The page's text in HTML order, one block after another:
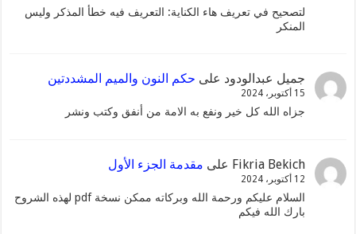
لتصحيح في تعريف هاء الكناية: التعريف فيه خطأ المذكر وليس
المنكر
جميل عبدالودودعلى حكم النون والميم المشددتين
15 أكتوبر، 2024
جزاه الله كل خير ونفع به الامة من أنفق وكتب ونشر
Fikria Bekichعلى مقدمة الجزء الأول
12 أكتوبر، 2024
السلام عليكم ورحمة الله وبركاته ممكن نسخة pdf لهذه الشروح
بارك الله فيكم